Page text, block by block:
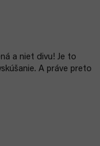
a niet divu! Je to
A práve preto